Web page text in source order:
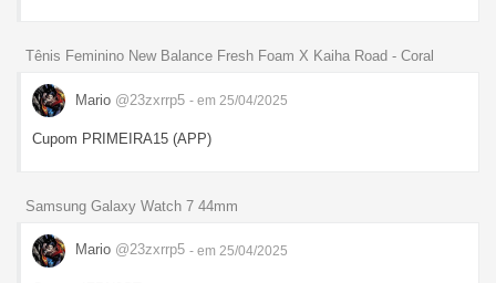
Tênis Feminino New Balance Fresh Foam X Kaiha Road - Coral
Mario @23zxrrp5 - em 25/04/2025
Cupom PRIMEIRA15 (APP)
Samsung Galaxy Watch 7 44mm
Mario @23zxrrp5 - em 25/04/2025